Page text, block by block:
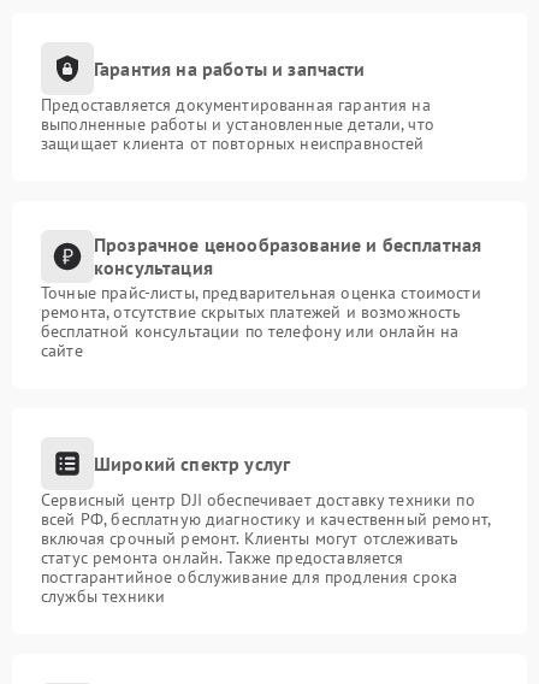
Гарантия на работы и запчасти
Предоставляется документированная гарантия на
выполненные работы и установленные детали, что
защищает клиента от повторных неисправностей
Прозрачное ценообразование и бесплатная
консультация
Точные прайс-листы, предварительная оценка стоимости
ремонта, отсутствие скрытых платежей и возможность
бесплатной консультации по телефону или онлайн на
сайте
Широкий спектр услуг
Сервисный центр DJI обеспечивает доставку техники по
всей РФ, бесплатную диагностику и качественный ремонт,
включая срочный ремонт. Клиенты могут отслеживать
статус ремонта онлайн. Также предоставляется
постгарантийное обслуживание для продления срока
службы техники